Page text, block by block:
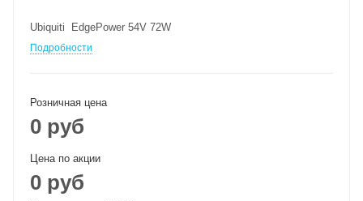
Ubiquiti EdgePower 54V 72W
Подробности
Розничная цена
0 руб
Цена по акции
0 руб